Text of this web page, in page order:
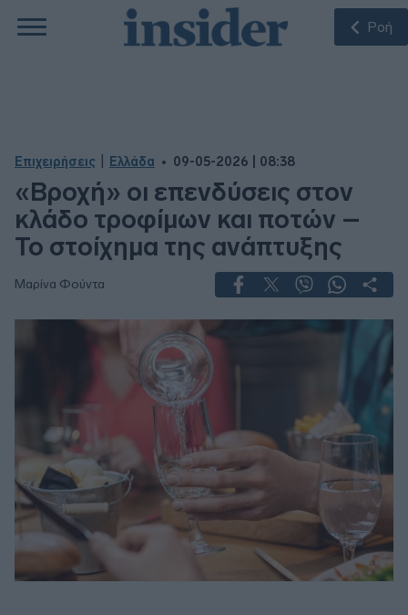
Ροή
Επιχειρήσεις Ελλάδα 09-05-2026 | 08:38
«Βροχή» οι επενδύσεις στον
κλάδο τροφίμων και ποτών –
Το στοίχημα της ανάπτυξης
Μαρίνα Φούντα